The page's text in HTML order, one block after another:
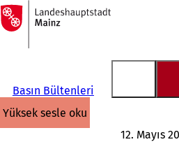
İçeriğe atla
Ana
sayfaya
Basın Bültenleri
yüksek sesle oku
12. Mayıs